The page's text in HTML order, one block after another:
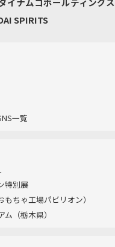
SPIRITS
一覧
特別展
ちゃ工場パビリオン）​
（栃木県）